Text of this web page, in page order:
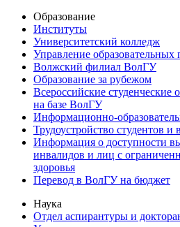
Образование
Институты
Университетский колледж
Управление образовательных
Волжский филиал ВолГУ
Образование за рубежом
Всероссийские
на базе ВолГУ
Информационно-
Трудоустройство студентов и
Информация о доступности
инвалидов и лиц с
здоровья
Перевод в ВолГУ на бюджет
Наука
Отдел аспирантуры и